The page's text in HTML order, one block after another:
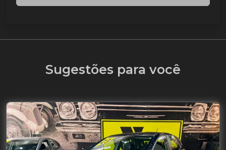
Sugestões para você